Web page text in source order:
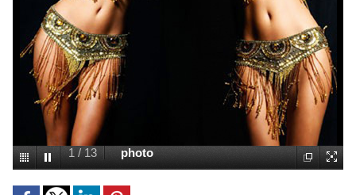
1 / 13 photo